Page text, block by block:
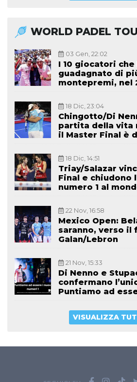
WORLD PADEL
03 Gen, 22:02
I 10 giocatori che
guadagnato di
montepremi, nel
18 Dic, 23:04
Chingotto/Di
partita della vita
il Master Final è
18 Dic, 14:51
Triay/Salazar
Final e chiudono
numero 1 al
22 Nov, 16:58
Mexico Open:
saranno, verso il
Galan/Lebron
21 Nov, 15:33
Di Nenno e
confermano
Puntiamo ad
VISUALIZZA